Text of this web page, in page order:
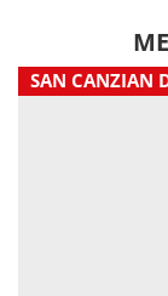
SAN CANZIAN